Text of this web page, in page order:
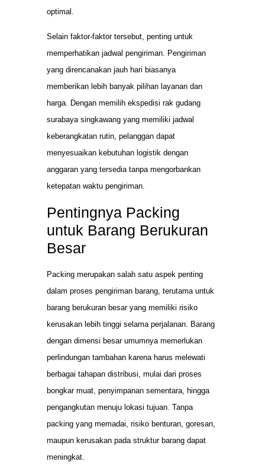
optimal.
Selain faktor-faktor tersebut, penting untuk
memperhatikan jadwal pengiriman. Pengiriman
yang direncanakan jauh hari biasanya
memberikan lebih banyak pilihan layanan dan
harga. Dengan memilih ekspedisi rak gudang
surabaya singkawang yang memiliki jadwal
keberangkatan rutin, pelanggan dapat
menyesuaikan kebutuhan logistik dengan
anggaran yang tersedia tanpa mengorbankan
ketepatan waktu pengiriman.
Pentingnya Packing
untuk Barang Berukuran
Besar
Packing merupakan salah satu aspek penting
dalam proses pengiriman barang, terutama untuk
barang berukuran besar yang memiliki risiko
kerusakan lebih tinggi selama perjalanan. Barang
dengan dimensi besar umumnya memerlukan
perlindungan tambahan karena harus melewati
berbagai tahapan distribusi, mulai dari proses
bongkar muat, penyimpanan sementara, hingga
pengangkutan menuju lokasi tujuan. Tanpa
packing yang memadai, risiko benturan, goresan,
maupun kerusakan pada struktur barang dapat
meningkat.